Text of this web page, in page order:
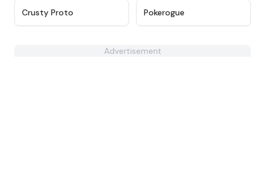
Crusty Proto Pokerogue
Advertisement